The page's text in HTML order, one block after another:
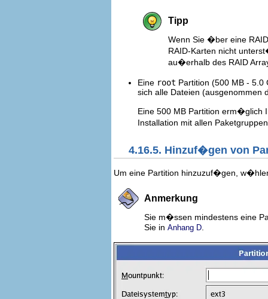
Tipp
Wenn Sie �ber eine
RAID-Karten nicht
au�erhalb des RAID
Eine root Partition (500 MB -
sich alle Dateien (ausgenommen
Eine 500 MB Partition erm�glich
Installation mit allen
4.16.5. Hinzuf�gen von
Um eine Partition hinzuzuf�gen,
Anmerkung
Sie m�ssen mindestens eine
Sie in Anhang D